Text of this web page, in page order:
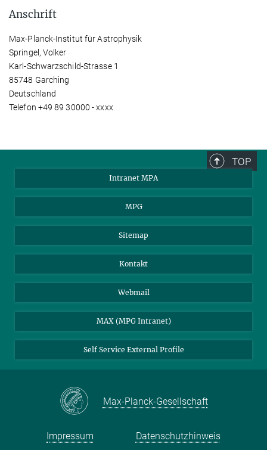
Anschrift
Max-Planck-Institut für Astrophysik
Springel, Volker
Karl-Schwarzschild-Strasse 1
85748 Garching
Deutschland
Telefon +49 89 30000 - xxxx
TOP
Intranet MPA
MPG
Sitemap
Kontakt
Webmail
MAX (MPG Intranet)
Self Service External Profile
Max-Planck-Gesellschaft
Impressum Datenschutzhinweis